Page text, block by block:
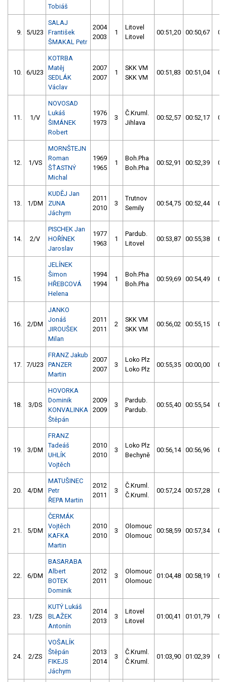
Tobiáš
9. 5/U23
SALAJ
František
ŠMAKAL Petr
2004
2003
1
Litovel
Litovel
00:51,20 00:50,67
10. 6/U23
KOTRBA
Matěj
SEDLÁK
Václav
2007
2007
1
SKK VM
SKK VM
00:51,83 00:51,04
11. 1/V
NOVOSAD
Lukáš
ŠIMÁNEK
Robert
1976
1973
3
Č.Kruml.
Jihlava
00:52,57 00:52,17
12. 1/VS
MORNŠTEJN
Roman
ŠŤASTNÝ
Michal
1969
1965
1
Boh.Pha
Boh.Pha
00:52,91 00:52,39
13. 1/DM
KUDĚJ Jan
ZUNA
Jáchym
2011
2010
3
Trutnov
Semily
00:54,75 00:52,44
14. 2/V
PISCHEK Jan
HOŘÍNEK
Jaroslav
1977
1963
1
Pardub.
Litovel
00:53,87 00:55,38
15.
JELÍNEK
Šimon
HŘEBCOVÁ
Helena
1994
1994
1
Boh.Pha
Boh.Pha
00:59,69 00:54,49
16. 2/DM
JANKO
Jonáš
JIROUŠEK
Milan
2011
2011
2
SKK VM
SKK VM
00:56,02 00:55,15
17. 7/U23
FRANZ Jakub
PANZER
Martin
2007
2007
3
Loko Plz
Loko Plz
00:55,35 00:00,00
18. 3/DS
HOVORKA
Dominik
KONVALINKA
Štěpán
2009
2009
3
Pardub.
Pardub.
00:55,40 00:55,54
19. 3/DM
FRANZ
Tadeáš
UHLÍK
Vojtěch
2010
2010
3
Loko Plz
Bechyně
00:56,14 00:56,96
20. 4/DM
MATUŠINEC
Petr
ŘEPA Martin
2012
2011
3
Č.Kruml.
Č.Kruml.
00:57,24 00:57,28
21. 5/DM
ČERMÁK
Vojtěch
KAFKA
Martin
2010
2010
3
Olomouc
Olomouc
00:58,59 00:57,34
22. 6/DM
BASARABA
Albert
BOTEK
Dominik
2012
2011
3
Olomouc
Olomouc
01:04,48 00:58,19
23. 1/ZS
KUTÝ Lukáš
BLAŽEK
Antonín
2014
2013
3
Litovel
Litovel
01:00,41 01:01,79
24. 2/ZS
VOŠALÍK
Štěpán
FIKEJS
Jáchym
2013
2014
3
Č.Kruml.
Č.Kruml.
01:03,90 01:02,39